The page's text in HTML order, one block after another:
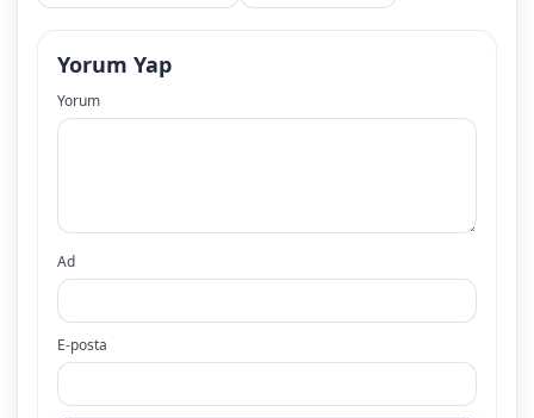
Yorum Yap
Yorum
Ad
E-posta